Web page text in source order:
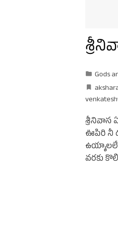
Gods
శ్రీనివాస
ఊపిరి నీ
వరకు